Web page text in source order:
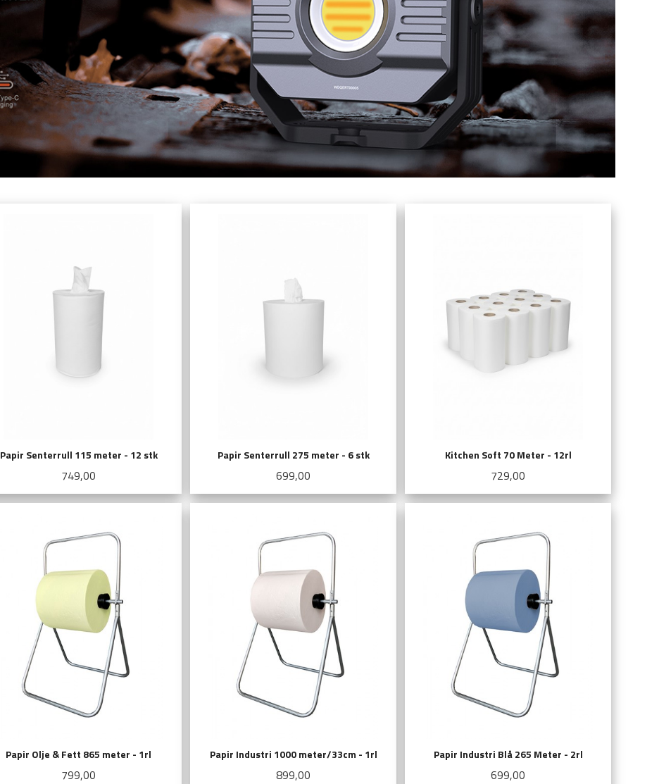
Papir Senterrull 115 meter - 12 stk
Pris
749,00
Papir Senterrull 275 meter - 6 stk
Pris
699,00
Kitchen Soft 70 Meter - 12rl
Pris
729,00
Papir Olje & Fett 865 meter - 1rl
Pris
799,00
Papir Industri 1000 meter/33cm - 1rl
Pris
899,00
Papir Industri Blå 265 Meter - 2rl
Pris
699,00